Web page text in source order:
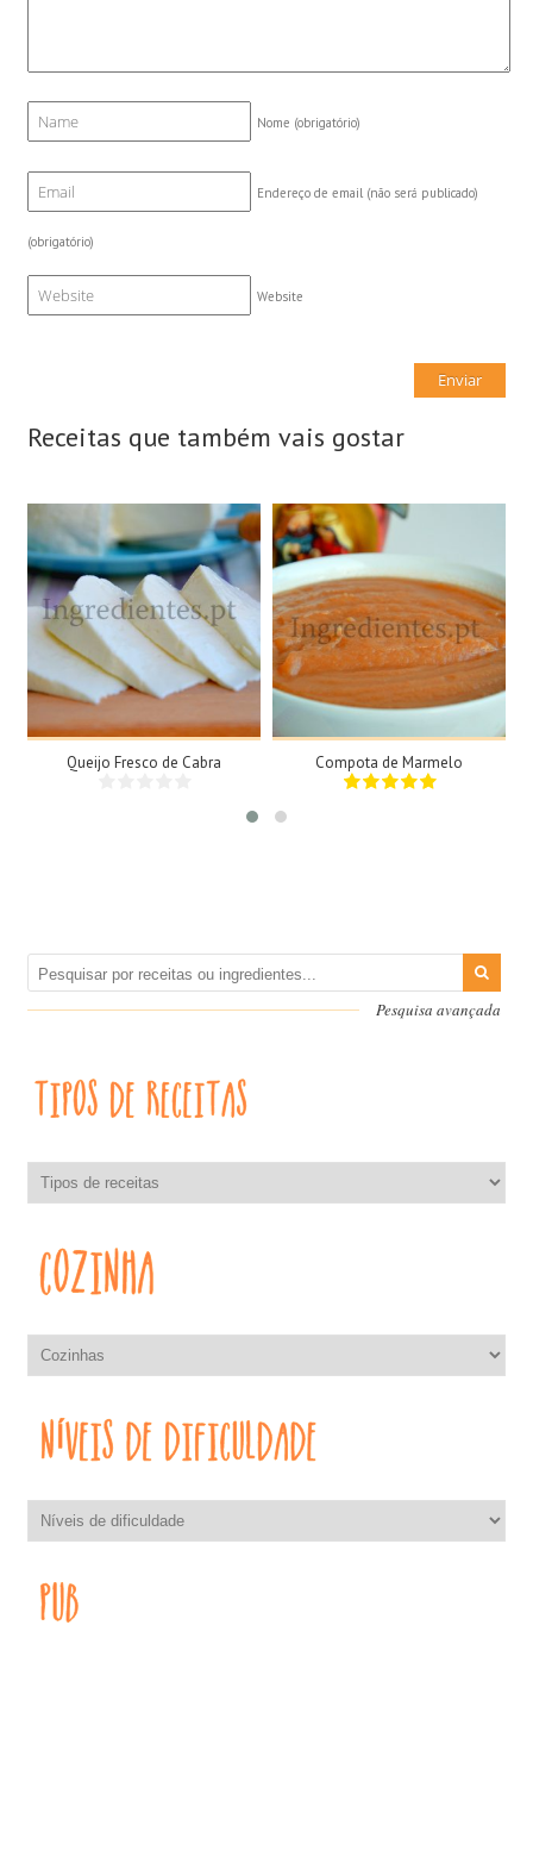
Nome (obrigatório)
Endereço de email (não será publicado)
(obrigatório)
Website
Receitas que também vais gostar
1 Queijo grande, 1kg
N/A
Queijo Fresco de Cabra
2 Tigelas
N/A
35Min
Compota de Marmelo
Pesquisa avançada